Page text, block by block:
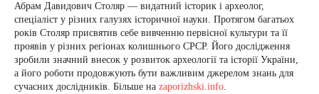
Абрам Давидович Столяр — видатний історик і археолог,
спеціаліст у різних галузях історичної науки. Протягом багатьох
років Столяр присвятив себе вивченню первісної культури та її
проявів у різних регіонах колишнього СРСР. Його дослідження
зробили значний внесок у розвиток археології та історії України,
а його роботи продовжують бути важливим джерелом знань для
сучасних дослідників. Більше на zaporizhski.info.